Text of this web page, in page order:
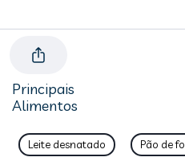
Principais
Alimentos
Leite desnatado Pão de